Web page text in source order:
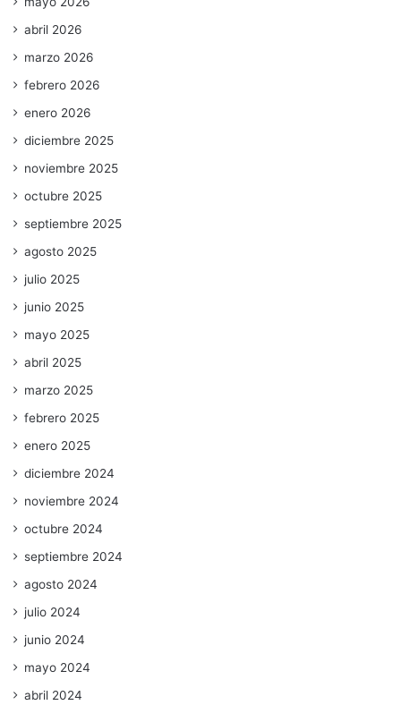
abril 2026
marzo 2026
febrero 2026
enero 2026
diciembre 2025
noviembre 2025
octubre 2025
septiembre 2025
agosto 2025
julio 2025
junio 2025
mayo 2025
abril 2025
marzo 2025
febrero 2025
enero 2025
diciembre 2024
noviembre 2024
octubre 2024
septiembre 2024
agosto 2024
julio 2024
junio 2024
mayo 2024
abril 2024